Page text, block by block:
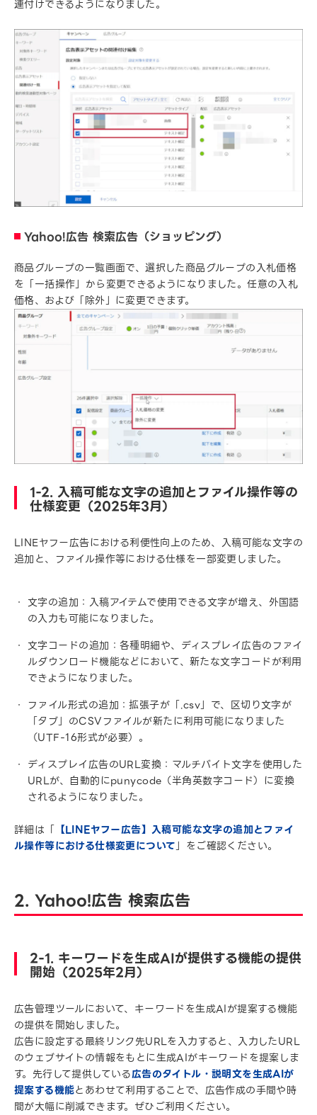
連付けできるようになりました。
Yahoo!広告 検索広告（ショッピング）
商品グループの一覧画面で、選択した商品グループの入札価格
を「一括操作」から変更できるようになりました。任意の入札
価格、および「除外」に変更できます。
1-2. 入稿可能な文字の追加とファイル操作等の
仕様変更（2025年3月）
LINEヤフー広告における利便性向上のため、入稿可能な文字の
追加と、ファイル操作等における仕様を一部変更しました。
文字の追加：入稿アイテムで使用できる文字が増え、外国語
の入力も可能になりました。
文字コードの追加：各種明細や、ディスプレイ広告のファイ
ルダウンロード機能などにおいて、新たな文字コードが利用
できようになりました。
ファイル形式の追加：拡張子が「.csv」で、区切り文字が
「タブ」のCSVファイルが新たに利用可能になりました
（UTF-16形式が必要）。
ディスプレイ広告のURL変換：マルチバイト文字を使用した
URLが、自動的にpunycode（半角英数字コード）に変換
されるようになりました。
詳細は「 【LINEヤフー広告】入稿可能な文字の追加とファイ
ル操作等における仕様変更について」をご確認ください。
2. Yahoo!広告 検索広告
2-1. キーワードを生成AIが提供する機能の提供
開始（2025年2月）
広告管理ツールにおいて、キーワードを生成AIが提案する機能
の提供を開始しました。
広告に設定する最終リンク先URLを入力すると、入力したURL
のウェブサイトの情報をもとに生成AIがキーワードを提案しま
す。先行して提供している広告のタイトル・説明文を生成AIが
提案する機能とあわせて利用することで、広告作成の手間や時
間が大幅に削減できます。ぜひご利用ください。